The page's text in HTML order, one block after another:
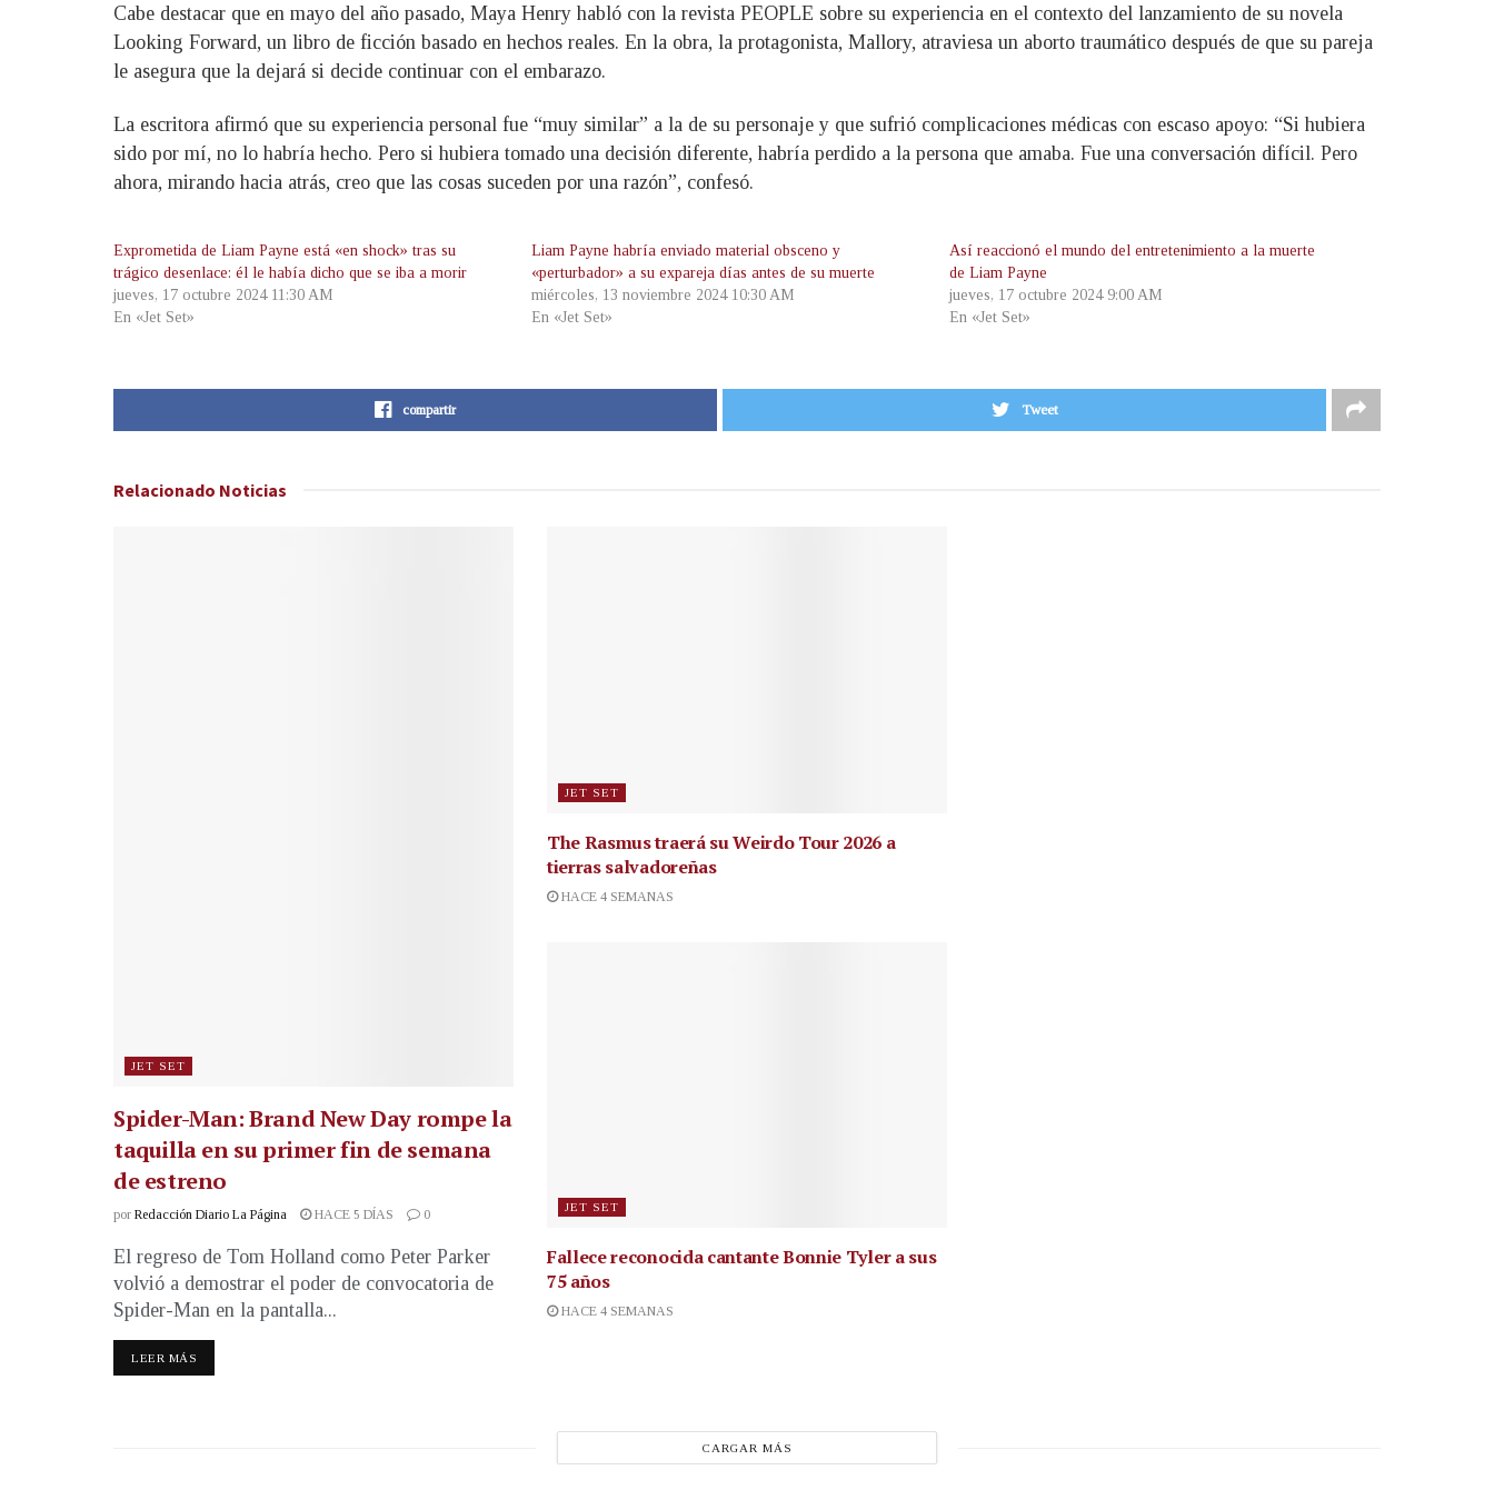
Cabe destacar que en mayo del año pasado, Maya Henry habló con la revista PEOPLE sobre su experiencia en el contexto del lanzamiento de su novela
Looking Forward, un libro de ficción basado en hechos reales. En la obra, la protagonista, Mallory, atraviesa un aborto traumático después de que su pareja
le asegura que la dejará si decide continuar con el embarazo.
La escritora afirmó que su experiencia personal fue “muy similar” a la de su personaje y que sufrió complicaciones médicas con escaso apoyo: “Si hubiera
sido por mí, no lo habría hecho. Pero si hubiera tomado una decisión diferente, habría perdido a la persona que amaba. Fue una conversación difícil. Pero
ahora, mirando hacia atrás, creo que las cosas suceden por una razón”, confesó.
Exprometida de Liam Payne está «en shock» tras su
trágico desenlace: él le había dicho que se iba a morir
jueves, 17 octubre 2024 11:30 AM
En «Jet Set»
Liam Payne habría enviado material obsceno y
«perturbador» a su expareja días antes de su muerte
miércoles, 13 noviembre 2024 10:30 AM
En «Jet Set»
Así reaccionó el mundo del entretenimiento a la muerte
de Liam Payne
jueves, 17 octubre 2024 9:00 AM
En «Jet Set»
compartir Tweet
Relacionado Noticias
JET SET
Spider-Man: Brand New Day rompe la
taquilla en su primer fin de semana
de estreno
por Redacción Diario La Página HACE 5 DÍAS 0
El regreso de Tom Holland como Peter Parker
volvió a demostrar el poder de convocatoria de
Spider-Man en la pantalla...
LEER MÁS
JET SET
The Rasmus traerá su Weirdo Tour 2026 a
tierras salvadoreñas
HACE 4 SEMANAS
JET SET
Fallece reconocida cantanteBonnie Tyler a sus
75 años
HACE 4 SEMANAS
CARGAR MÁS